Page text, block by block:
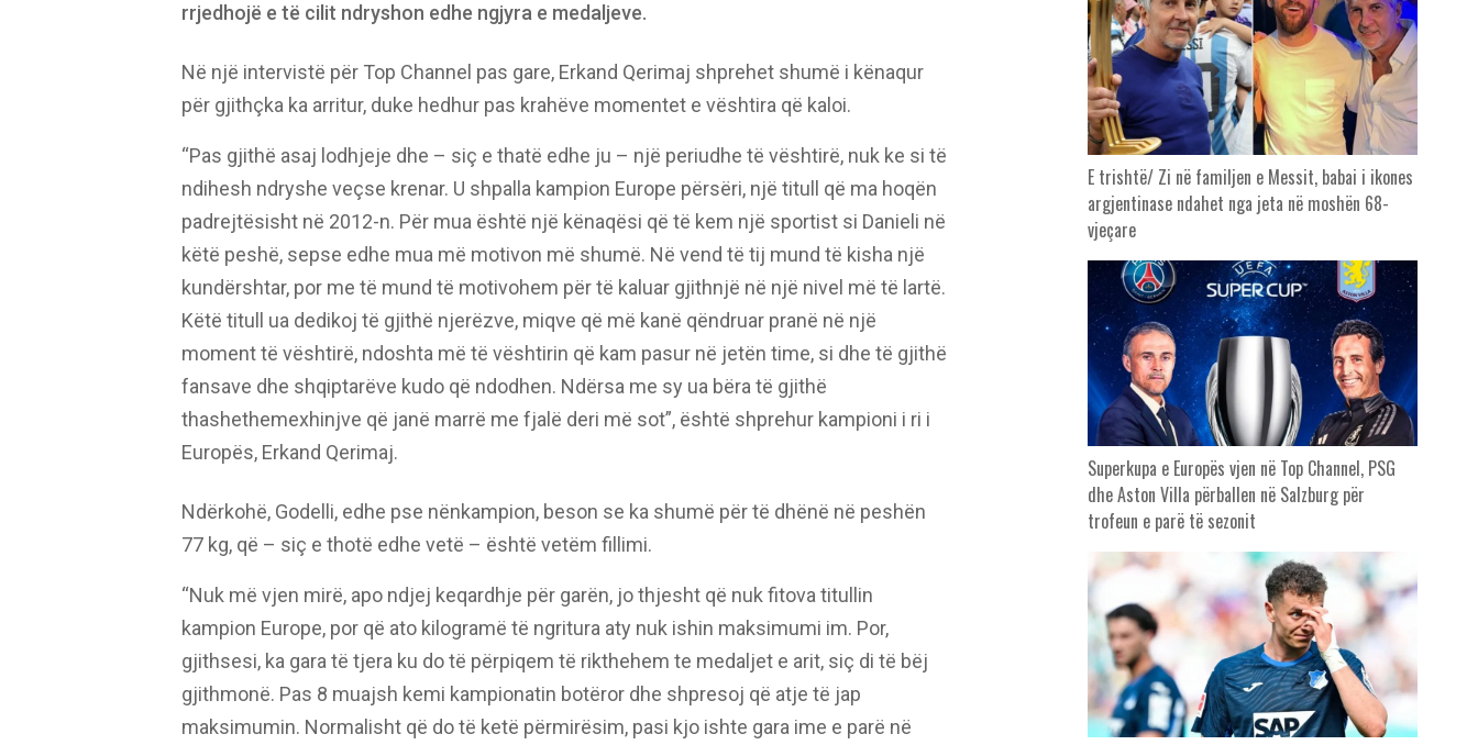
rrjedhojë e të cilit ndryshon edhe ngjyra e medaljeve.
Në një intervistë për Top Channel pas gare, Erkand Qerimaj shprehet shumë i kënaqur
për gjithçka ka arritur, duke hedhur pas krahëve momentet e vështira që kaloi.
“Pas gjithë asaj lodhjeje dhe – siç e thatë edhe ju – një periudhe të vështirë, nuk ke si të
ndihesh ndryshe veçse krenar. U shpalla kampion Europe përsëri, një titull që ma hoqën
padrejtësisht në 2012-n. Për mua është një kënaqësi që të kem një sportist si Danieli në
këtë peshë, sepse edhe mua më motivon më shumë. Në vend të tij mund të kisha një
kundërshtar, por me të mund të motivohem për të kaluar gjithnjë në një nivel më të lartë.
Këtë titull ua dedikoj të gjithë njerëzve, miqve që më kanë qëndruar pranë në një
moment të vështirë, ndoshta më të vështirin që kam pasur në jetën time, si dhe të gjithë
fansave dhe shqiptarëve kudo që ndodhen. Ndërsa me sy ua bëra të gjithë
thashethemexhinjve që janë marrë me fjalë deri më sot”, është shprehur kampioni i ri i
Europës, Erkand Qerimaj.
Ndërkohë, Godelli, edhe pse nënkampion, beson se ka shumë për të dhënë në peshën
77 kg, që – siç e thotë edhe vetë – është vetëm fillimi.
“Nuk më vjen mirë, apo ndjej keqardhje për garën, jo thjesht që nuk fitova titullin
kampion Europe, por që ato kilogramë të ngritura aty nuk ishin maksimumi im. Por,
gjithsesi, ka gara të tjera ku do të përpiqem të rikthehem te medaljet e arit, siç di të bëj
gjithmonë. Pas 8 muajsh kemi kampionatin botëror dhe shpresoj që atje të jap
maksimumin. Normalisht që do të ketë përmirësim, pasi kjo ishte gara ime e parë në
E trishtë/ Zi në familjen e Messit, babai i ikones
argjentinase ndahet nga jeta në moshën 68-
vjeçare
Superkupa e Europës vjen në Top Channel, PSG
dhe Aston Villa përballen në Salzburg për
trofeun e parë të sezonit